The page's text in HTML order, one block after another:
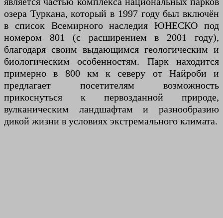
озера Туркана, который в 1997 году был включён
в список Всемирного наследия ЮНЕСКО под
номером 801 (с расширением в 2001 году),
благодаря своим выдающимся геологическим и
биологическим особенностям. Парк находится
примерно в 800 км к северу от Найроби и
предлагает посетителям возможность
прикоснуться к первозданной природе,
вулканическим ландшафтам и разнообразию
дикой жизни в условиях экстремального климата.